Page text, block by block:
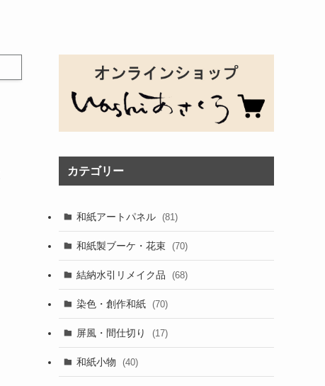
カテゴリー
和紙アートパネル (81)
和紙製ブーケ・花束 (70)
結納水引リメイク品 (68)
染色・創作和紙 (70)
屏風・間仕切り (17)
和紙小物 (40)